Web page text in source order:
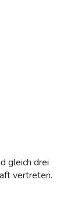
gleich drei
vertreten.